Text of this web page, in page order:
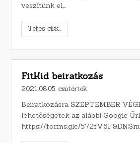
veszítünk el,…
Teljes cikk...
FitKid beiratkozás
2021.08.05. csütörtök
Beiratkozásra SZEPTEMBER
lehetőségetek az alábbi Google
https://forms.gle/